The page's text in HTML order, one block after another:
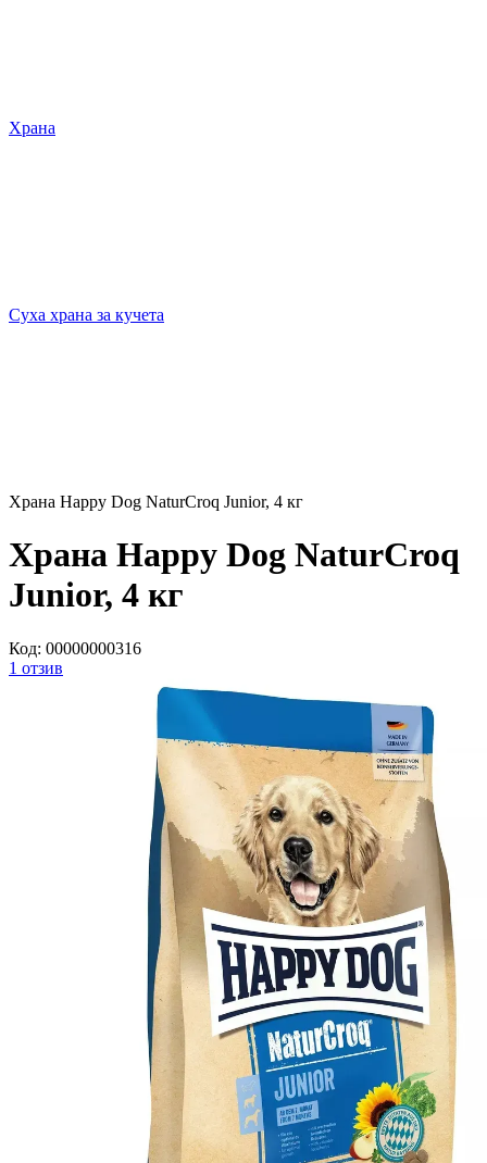
Храна
Суха храна за кучета
Храна Happy Dog NaturCroq Junior, 4 кг
Храна Happy Dog NaturCroq
Junior, 4 кг
Код: 00000000316
1 отзив